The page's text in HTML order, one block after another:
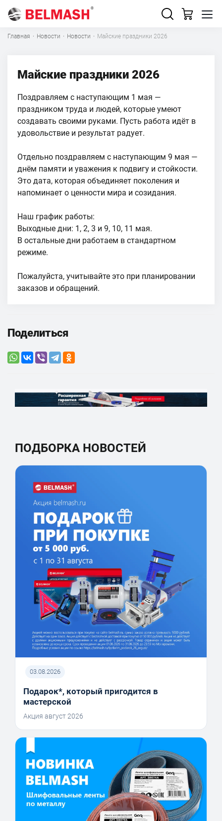
Главная · Новости · Новости · Майские праздники 2026
Майские праздники 2026
Поздравляем с наступающим 1 мая —
праздником труда и людей, которые умеют
создавать своими руками. Пусть работа идёт в
удовольствие и результат радует.
Отдельно поздравляем с наступающим 9 мая —
днём памяти и уважения к подвигу и стойкости.
Это дата, которая объединяет поколения и
напоминает о ценности мира и созидания.
Наш график работы:
Выходные дни: 1, 2, 3 и 9, 10, 11 мая.
В остальные дни работаем в стандартном
режиме.
Пожалуйста, учитывайте это при планировании
заказов и обращений.
Поделиться
ПОДБОРКА НОВОСТЕЙ
03.08.2026
Подарок*, который пригодится в
мастерской
Акция август 2026